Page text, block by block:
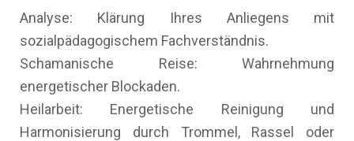
Analyse: Klärung Ihres Anliegens mit
sozialpädagogischem Fachverständnis.
Schamanische Reise: Wahrnehmung
energetischer Blockaden.
Heilarbeit: Energetische Reinigung und
Harmonisierung durch Trommel, Rassel oder